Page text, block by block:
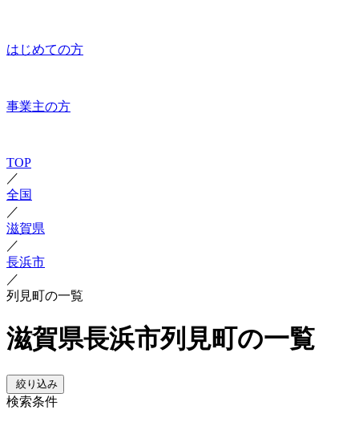
はじめての方
事業主の方
TOP
／
全国
／
滋賀県
／
長浜市
／
列見町の一覧
滋賀県長浜市列見町の一覧
絞り込み
検索条件